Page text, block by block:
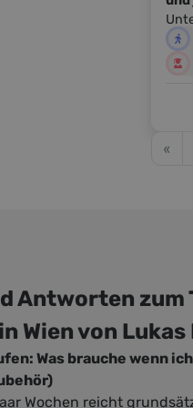
du
zu
«
Antworten
Wien von
Was brauche wenn
Wochen reicht